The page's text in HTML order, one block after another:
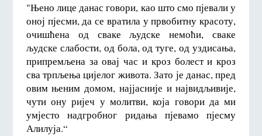
"Њено лице данас говори, као што смо пјевали у
оној пјесми, да се вратила у првобитну красоту,
очишћена од сваке људске немоћи, сваке
људске слабости, од бола, од туге, од уздисања,
припремљена за овај час и кроз болест и кроз
сва трпљења цијелог живота. Зато је данас, пред
овим њеним домом, најјасније и највидљивије,
чути ону ријеч у молитви, која говори да ми
умјесто надгробног ридања пјевамо пјесму
Алилуја.“